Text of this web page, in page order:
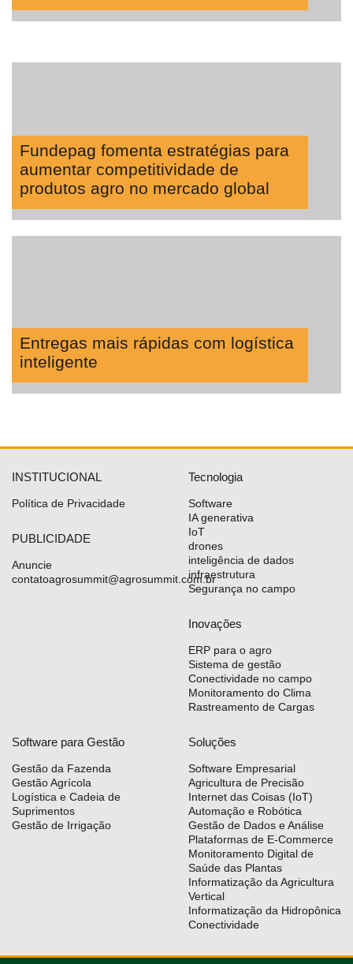
Fundepag fomenta estratégias para
aumentar competitividade de
produtos agro no mercado global
Entregas mais rápidas com logística
inteligente
INSTITUCIONAL
Política de Privacidade
PUBLICIDADE
Anuncie
contatoagrosummit@agrosummit.com.br
Tecnologia
Software
IA generativa
IoT
drones
inteligência de dados
infraestrutura
Segurança no campo
Inovações
ERP para o agro
Sistema de gestão
Conectividade no campo
Monitoramento do Clima
Rastreamento de Cargas
Software para Gestão
Gestão da Fazenda
Gestão Agrícola
Logística e Cadeia de
Suprimentos
Gestão de Irrigação
Soluções
Software Empresarial
Agricultura de Precisão
Internet das Coisas (IoT)
Automação e Robótica
Gestão de Dados e Análise
Plataformas de E-Commerce
Monitoramento Digital de
Saúde das Plantas
Informatização da Agricultura
Vertical
Informatização da Hidropônica
Conectividade